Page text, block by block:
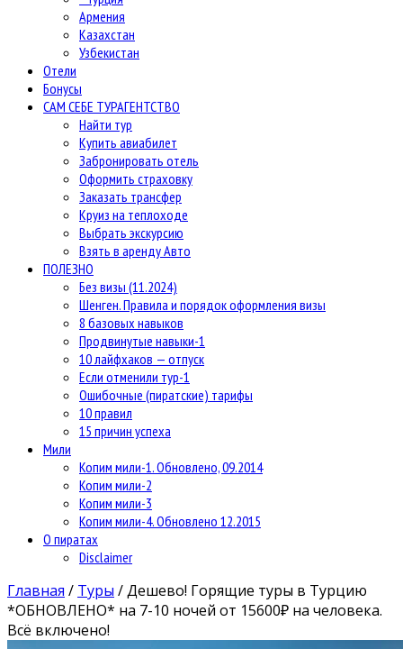
Армения
Казахстан
Узбекистан
Отели
Бонусы
САМ СЕБЕ ТУРАГЕНТСТВО
Найти тур
Купить авиабилет
Забронировать отель
Оформить страховку
Заказать трансфер
Круиз на теплоходе
Выбрать экскурсию
Взять в аренду Авто
ПОЛЕЗНО
Без визы (11.2024)
Шенген. Правила и порядок оформления визы
8 базовых навыков
Продвинутые навыки-1
10 лайфхаков — отпуск
Если отменили тур-1
Ошибочные (пиратские) тарифы
10 правил
15 причин успеха
Мили
Копим мили-1. Обновлено, 09.2014
Копим мили-2
Копим мили-3
Копим мили-4. Обновлено 12.2015
О пиратах
Disclaimer
Главная / Туры /Дешево! Горящие туры в Турцию
*ОБНОВЛЕНО* на 7-10 ночей от 15600₽ на человека.
Всё включено!